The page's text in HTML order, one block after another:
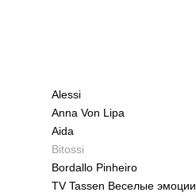
Alessi
Anna Von Lipa
Aida
Bitossi
Bordallo Pinheiro
TV Tassen Веселые эмоции